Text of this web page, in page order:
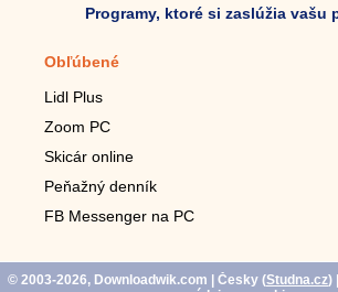
Programy, ktoré si zaslúžia vašu
Obľúbené
Lidl Plus
Zoom PC
Skicár online
Peňažný denník
FB Messenger na PC
© 2003-2026, Downloadwik.com | Česky (Studna.cz)